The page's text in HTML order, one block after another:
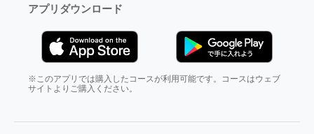
アプリダウンロード
※このアプリでは購入したコースが利用可能です。コースはウェブ
サイトよりご購入ください。